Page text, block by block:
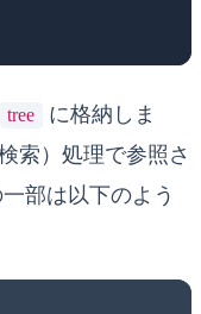
tree
に格納しま
索）処理で参照さ
部は以下のよう